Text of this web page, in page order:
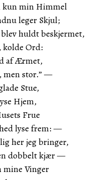
kun min Himmel
leger Skjul;
huldt beskjermet,
kolde Ord:
af Ærmet,
men stor.” —
Stue,
Hjem,
Frue
lyse frem: —
her jeg bringer,
dobbelt kjær —
mine Vinger